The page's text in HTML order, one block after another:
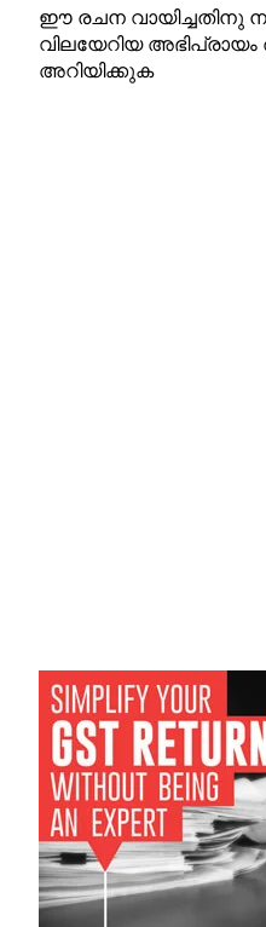
ഈ രചന വായിച്ചതിനു
വിലയേറിയ അഭിപ്രായം
അറിയിക്കുക